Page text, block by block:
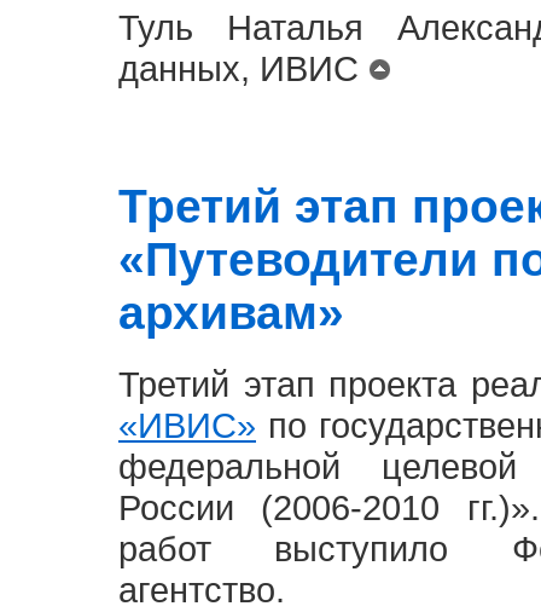
Туль Наталья
данных, ИВИС
Третий этап
«Путеводители
архивам»
Третий этап проекта
«ИВИС» по
федеральной
России (2006-2010
работ выступило
агентство.